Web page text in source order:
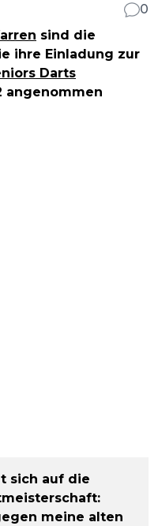
0
sind die
ihre Einladung zur
Darts
angenommen
sich auf die
meine alten